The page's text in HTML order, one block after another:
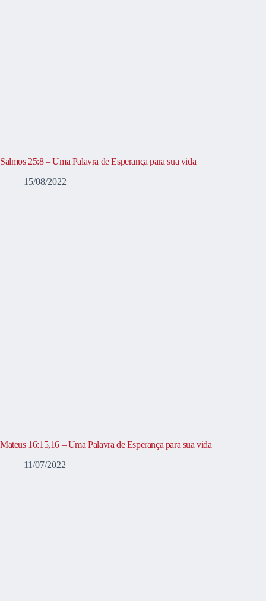
Salmos 25:8 – Uma Palavra de Esperança para sua vida
15/08/2022
Mateus 16:15,16 – Uma Palavra de Esperança para sua vida
11/07/2022